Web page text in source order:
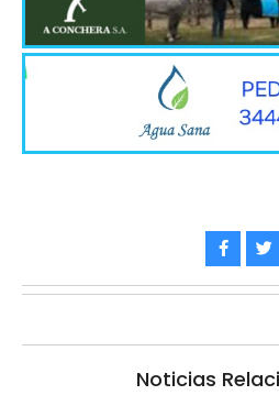
Noticias